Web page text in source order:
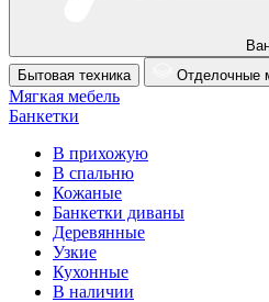
Бытовая техника
Отделочные
Мягкая мебель
Банкетки
В прихожую
В спальню
Кожаные
Банкетки диваны
Деревянные
Узкие
Кухонные
В наличии